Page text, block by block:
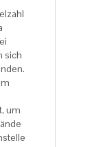
sich
um